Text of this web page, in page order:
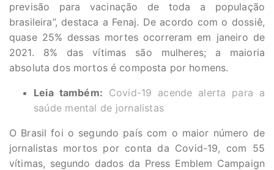
previsão para vacinação de toda a população
brasileira”, destaca a Fenaj. De acordo com o dossiê,
quase 25% dessas mortes ocorreram em janeiro de
2021. 8% das vítimas são mulheres; a maioria
absoluta dos mortos é composta por homens.
Leia também: Covid-19 acende alerta para a
saúde mental de jornalistas
O Brasil foi o segundo país com o maior número de
jornalistas mortos por conta da Covid-19, com 55
vítimas, segundo dados da Press Emblem Campaign